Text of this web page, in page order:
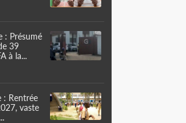
: Présumé
39
à la...
: Rentrée
vaste